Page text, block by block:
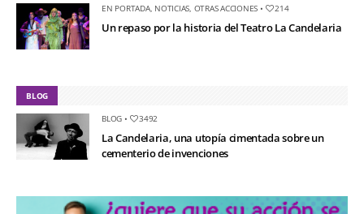
EN PORTADA, NOTICIAS OTRAS ACCIONES • 214
Un repaso por la historia del Teatro La Candelaria
BLOG
BLOG • 3492
La Candelaria, una utopía cimentada sobre un
cementerio de invenciones